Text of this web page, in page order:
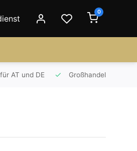
0
AT und DE Großhandel